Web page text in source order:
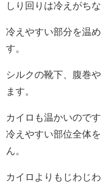
しり回りは冷えがちな
冷えやすい部分を温
す。
シルクの靴下、腹巻
ます。
カイロも温かいので
冷えやすい部位全体
ん。
カイロよりもじわじ